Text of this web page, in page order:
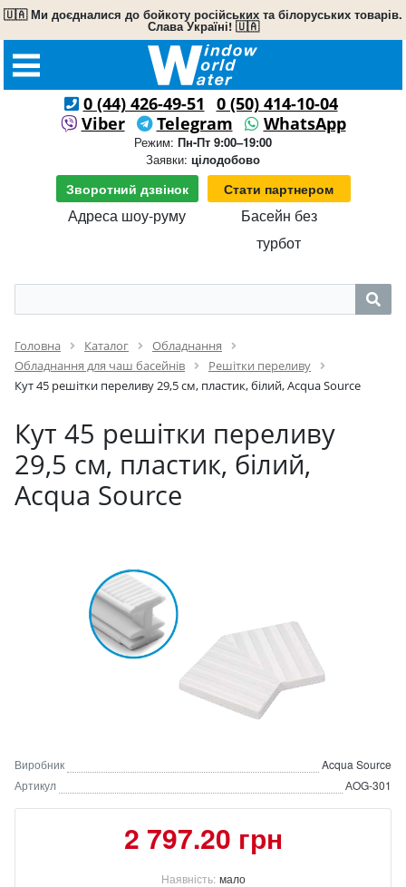
🇺🇦 Ми доєдналися до бойкоту російських та білоруських товарів.
Слава Україні! 🇺🇦
0 (44) 426-49-51
0 (50) 414-10-04
Viber
Telegram WhatsApp
Режим: Пн-Пт 9:00–19:00
Заявки: цілодобово
Зворотний дзвінок Стати партнером
Адреса шоу-руму
Басейн без
турбот
Головна Каталог
Обладнання
Обладнання для чаш басейнів
Решітки переливу
Кут 45 решітки переливу 29,5 см, пластик, білий, Acqua Source
Кут 45 решітки переливу
29,5 см, пластик, білий,
Acqua Source
Виробник
Acqua Source
Артикул
АOG-301
2 797.20 грн
Наявність: мало